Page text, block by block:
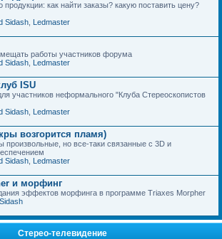
продукции: как найти заказы? какую поставить цену?
Sidash Ledmaster
работы участников форума
Sidash Ledmaster
ISU
участников неформального "Клуба Стереоскопистов
Sidash Ledmaster
возгорится пламя)
но все-таки связанные с 3D и
Sidash Ledmaster
и морфинг
эффектов морфинга в программе Triaxes Morpher
Стерео-телевидение